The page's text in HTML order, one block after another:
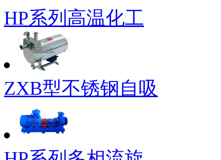
HP系列高温化工
ZXB型不锈钢自吸